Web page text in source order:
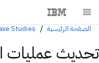
الصفحة الرئيسية Studies
تحديث عمليات